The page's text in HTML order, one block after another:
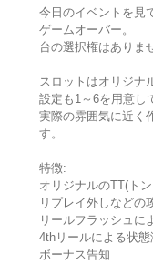
今日のイベントを見
ゲームオーバー。
台の選択権はありま
スロットはオリジナ
設定も1～6を用意し
実際の雰囲気に近く
す。
特徴:
オリジナルのTT(ト
リプレイ外しなどの
リールフラッシュに
4thリールによる状
ボーナス告知